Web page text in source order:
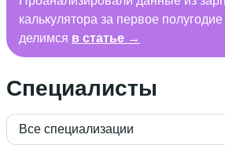
калькулятора за первое
делимся в статье →
Специалисты
Все специализации